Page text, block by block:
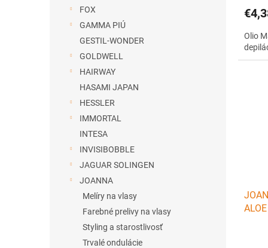
FOX
GAMMA PIÚ
GESTIL-WONDER
GOLDWELL
HAIRWAY
HASAMI JAPAN
HESSLER
IMMORTAL
INTESA
INVISIBOBBLE
JAGUAR SOLINGEN
JOANNA
Melíry na vlasy
Farebné prelivy na vlasy
Styling a starostlivosť
Trvalé ondulácie
Olio